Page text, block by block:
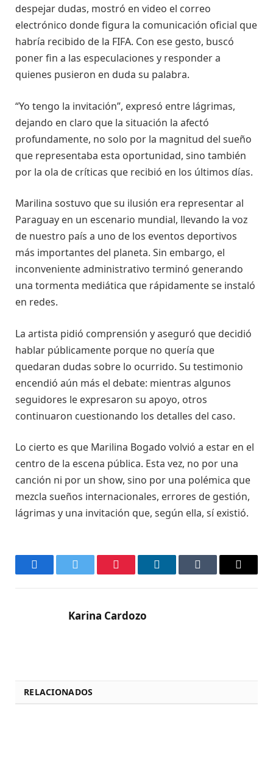
despejar dudas, mostró en video el correo
electrónico donde figura la comunicación oficial que
habría recibido de la FIFA. Con ese gesto, buscó
poner fin a las especulaciones y responder a
quienes pusieron en duda su palabra.
“Yo tengo la invitación”, expresó entre lágrimas,
dejando en claro que la situación la afectó
profundamente, no solo por la magnitud del sueño
que representaba esta oportunidad, sino también
por la ola de críticas que recibió en los últimos días.
Marilina sostuvo que su ilusión era representar al
Paraguay en un escenario mundial, llevando la voz
de nuestro país a uno de los eventos deportivos
más importantes del planeta. Sin embargo, el
inconveniente administrativo terminó generando
una tormenta mediática que rápidamente se instaló
en redes.
La artista pidió comprensión y aseguró que decidió
hablar públicamente porque no quería que
quedaran dudas sobre lo ocurrido. Su testimonio
encendió aún más el debate: mientras algunos
seguidores le expresaron su apoyo, otros
continuaron cuestionando los detalles del caso.
Lo cierto es que Marilina Bogado volvió a estar en el
centro de la escena pública. Esta vez, no por una
canción ni por un show, sino por una polémica que
mezcla sueños internacionales, errores de gestión,
lágrimas y una invitación que, según ella, sí existió.
FacebookTwitter Pinterest LinkedInTumblr Email
Karina Cardozo
RELACIONADOS